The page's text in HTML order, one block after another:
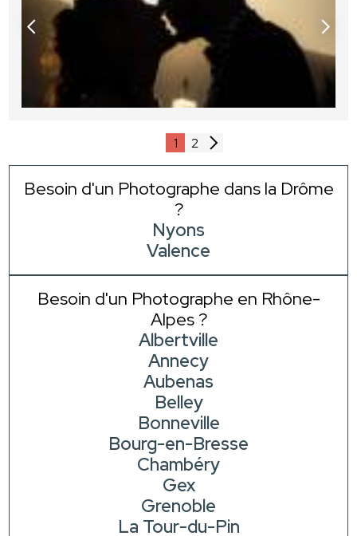
1 2
Besoin d'un Photographe dans la Drôme
?
Nyons
Valence
Besoin d'un Photographe en Rhône-
Alpes ?
Albertville
Annecy
Aubenas
Belley
Bonneville
Bourg-en-Bresse
Chambéry
Gex
Grenoble
La Tour-du-Pin